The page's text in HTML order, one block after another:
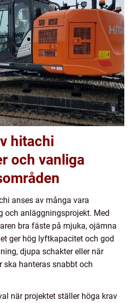
hitachi
och vanliga
anses av många vara
och anläggningsprojekt. Med
bra fäste på mjuka, ojämna
ger hög lyftkapacitet och god
djupa schakter eller när
ska hanteras snabbt och
när projektet ställer höga krav